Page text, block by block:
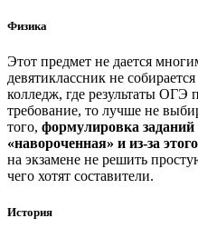
Физика
Этот предмет не дается
девятиклассник не
колледж, где результаты ОГЭ
требование, то лучше не
того, формулировка
«навороченная» и из-за
на экзамене не решить
чего хотят составители.
История